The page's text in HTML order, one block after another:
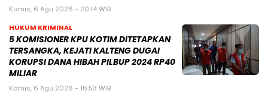
Kamis, 6 Agu 2026 - 20:14 WIB
HUKUM KRIMINAL
5 KOMISIONER KPU KOTIM DITETAPKAN
TERSANGKA, KEJATI KALTENG DUGAI
KORUPSI DANA HIBAH PILBUP 2024 RP40
MILIAR
Kamis, 6 Agu 2026 - 16:53 WIB